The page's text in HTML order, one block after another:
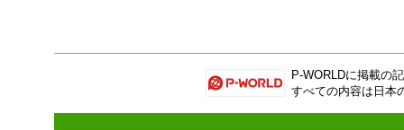
P-WORLDに掲載の
すべての内容は日本